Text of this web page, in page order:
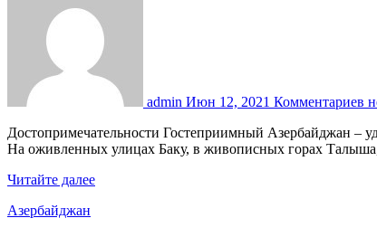
admin Июн 12, 2021 Комментариев
Достопримечательности Гостеприимный Азербайджан – удивительный край, где по-европейски современные бизнес-центры соседствуют со старинными восточными мечетями и дворцами.
На оживленных улицах Баку, в живописных горах
Читайте далее
Азербайджан